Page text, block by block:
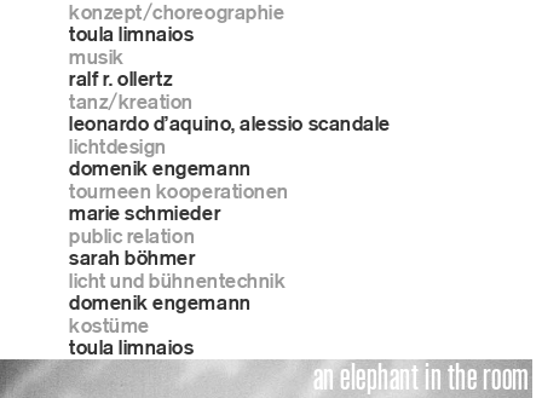
konzept/choreographie
toula limnaios
musik
ralf r. ollertz
tanz/kreation
leonardo d’aquino, alessio scandale
lichtdesign
domenik engemann
tourneen kooperationen
marie schmieder
public relation
sarah böhmer
licht und bühnentechnik
domenik engemann
kostüme
toula limnaios
an elephant in the room